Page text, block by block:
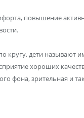
повышение
кругу, дети называют
хороших
фона, зрительная и